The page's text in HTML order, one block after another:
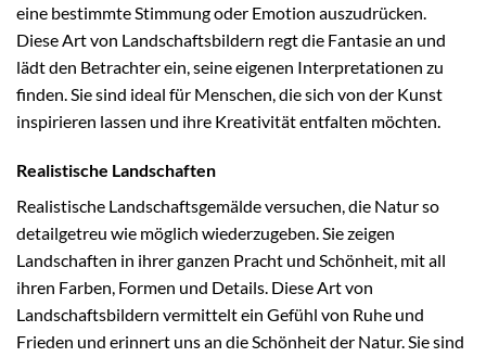
eine bestimmte Stimmung oder Emotion auszudrücken.
Diese Art von Landschaftsbildern regt die Fantasie an und
lädt den Betrachter ein, seine eigenen Interpretationen zu
finden. Sie sind ideal für Menschen, die sich von der Kunst
inspirieren lassen und ihre Kreativität entfalten möchten.
Realistische Landschaften
Realistische Landschaftsgemälde versuchen, die Natur so
detailgetreu wie möglich wiederzugeben. Sie zeigen
Landschaften in ihrer ganzen Pracht und Schönheit, mit all
ihren Farben, Formen und Details. Diese Art von
Landschaftsbildern vermittelt ein Gefühl von Ruhe und
Frieden und erinnert uns an die Schönheit der Natur. Sie sind